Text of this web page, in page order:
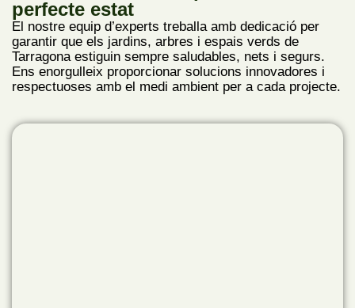
perfecte estat
El nostre equip d’experts treballa amb dedicació per
garantir que els jardins, arbres i espais verds de
Tarragona estiguin sempre saludables, nets i segurs.
Ens enorgulleix proporcionar solucions innovadores i
respectuoses amb el medi ambient per a cada projecte.